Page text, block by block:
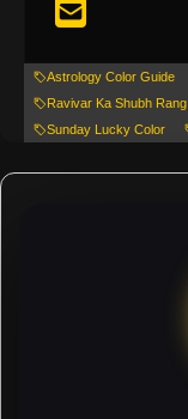
Astrology Color Guide
Ravivar Ka Shubh Rang
Sunday Lucky Color